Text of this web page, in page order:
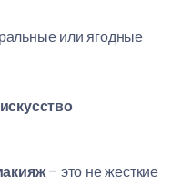
или ягодные
– это не жесткие